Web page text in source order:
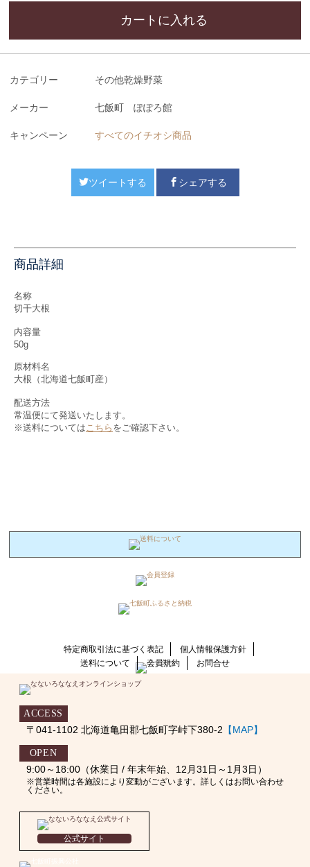
カートに入れる
カテゴリー その他乾燥野菜
メーカー 七飯町 ぽぽろ館
キャンペーン すべてのイチオシ商品
ツイートする シェアする
商品詳細
名称
切干大根
内容量
50g
原材料名
大根（北海道七飯町産）
配送方法
常温便にて発送いたします。
※送料についてはこちら をご確認下さい。
特定商取引法に基づく表記
個人情報保護方針
送料について
会員規約 お問合せ
ACCESS
〒041-1102 北海道亀田郡七飯町字峠下380-2 【MAP】
OPEN
9:00～18:00（休業日 / 年末年始、12月31日～1月3日）
※営業時間は各施設により変動がございます。詳しくはお問い合わせ
ください。
公式サイト